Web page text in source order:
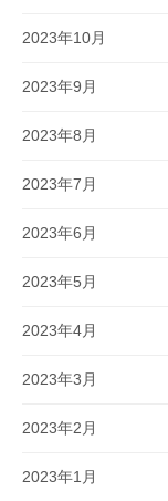
2023年10月
2023年9月
2023年8月
2023年7月
2023年6月
2023年5月
2023年4月
2023年3月
2023年2月
2023年1月